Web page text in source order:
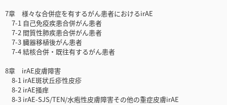
7章 様々な合併症を有するがん患者におけるirAE
7-1 自己免疫疾患合併がん患者
7-2 間質性肺疾患合併がん患者
7-3 臓器移植後がん患者
7-4 結核合併・既往有するがん患者
8章 irAE皮膚障害
8-1 irAE斑状丘疹性皮疹
8-2 irAE掻痒
8-3 irAE-SJS/TEN/水疱性皮膚障害その他の重症皮膚irAE